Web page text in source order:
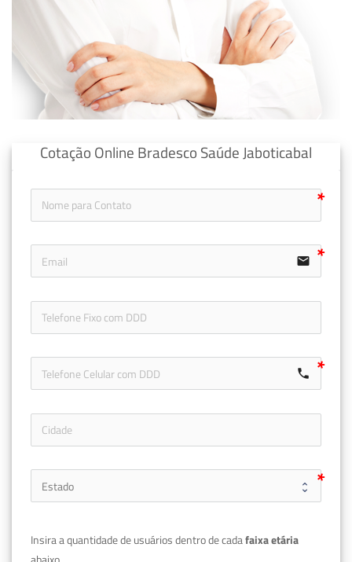
Cotação Online Bradesco Saúde Jaboticabal
email
call
Insira a quantidade de usuários dentro de cada